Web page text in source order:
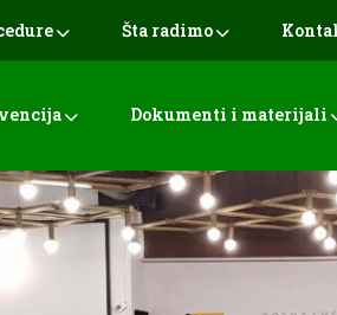
Šta radimo
Dokumenti i materijali